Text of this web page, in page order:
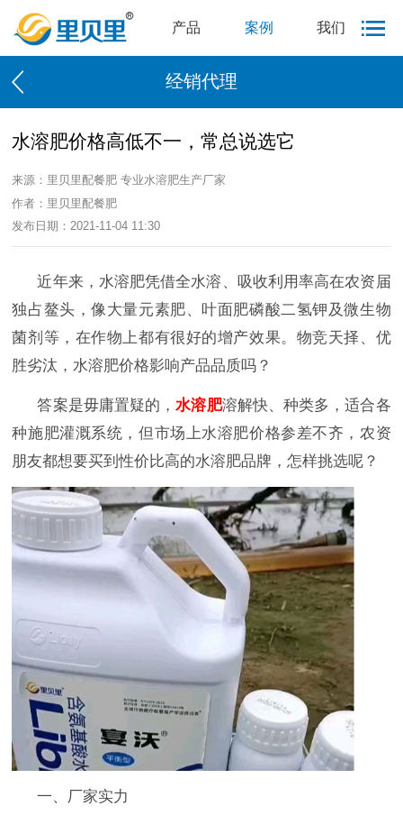
产品 案例 我们
经销代理
水溶肥价格高低不一，常总说选它
来源：里贝里配餐肥 专业水溶肥生产厂家
作者：里贝里配餐肥
发布日期：2021-11-04 11:30
近年来，水溶肥凭借全水溶、吸收利用率高在农资届
独占鳌头，像大量元素肥、叶面肥磷酸二氢钾及微生物
菌剂等，在作物上都有很好的增产效果。物竞天择、优
胜劣汰，水溶肥价格影响产品品质吗？
答案是毋庸置疑的， 水溶肥溶解快、种类多，适合各
种施肥灌溉系统，但市场上水溶肥价格参差不齐，农资
朋友都想要买到性价比高的水溶肥品牌，怎样挑选呢？
一、厂家实力